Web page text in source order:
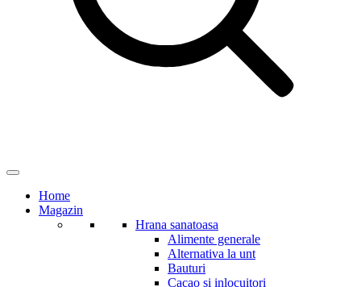
Home
Magazin
Hrana sanatoasa
Alimente generale
Alternativa la unt
Bauturi
Cacao si inlocuitori